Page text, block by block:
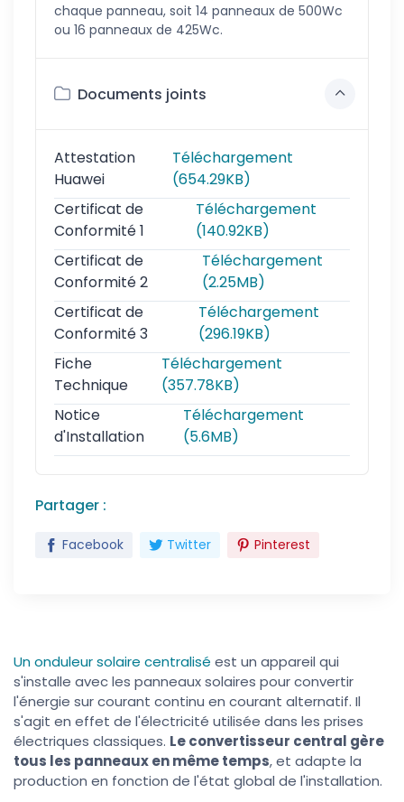
chaque panneau, soit 14 panneaux de 500Wc
ou 16 panneaux de 425Wc.
Documents joints
Attestation
Huawei
Téléchargement
(654.29KB)
Certificat de
Conformité 1
Téléchargement
(140.92KB)
Certificat de
Conformité 2
Téléchargement
(2.25MB)
Certificat de
Conformité 3
Téléchargement
(296.19KB)
Fiche
Technique
Téléchargement
(357.78KB)
Notice
d'Installation
Téléchargement
(5.6MB)
Partager :
Facebook Twitter Pinterest
Un onduleur solaire centralisé est un appareil qui
s'installe avec les panneaux solaires pour convertir
l'énergie sur courant continu en courant alternatif. Il
s'agit en effet de l'électricité utilisée dans les prises
électriques classiques. Le convertisseur central gère
tous les panneaux en même temps, et adapte la
production en fonction de l'état global de l'installation.